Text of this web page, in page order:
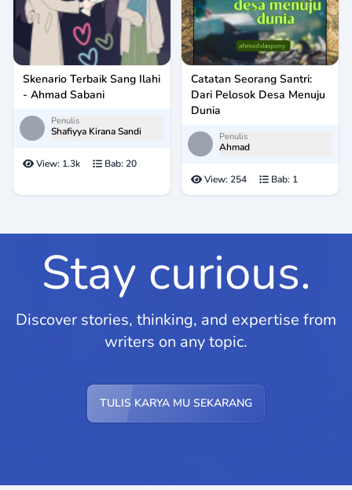
Skenario Terbaik Sang Ilahi
- Ahmad Sabani
Penulis
Shafiyya Kirana Sandi
View: 1.3k Bab: 20
Catatan Seorang Santri:
Dari Pelosok Desa Menuju
Dunia
Penulis
Ahmad
View: 254 Bab: 1
Stay curious.
Discover stories, thinking, and expertise from
writers on any topic.
TULIS KARYA MU SEKARANG